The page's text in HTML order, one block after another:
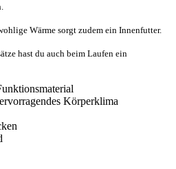
Wärme sorgt zudem ein Innenfutter.
hast du auch beim Laufen ein
Körperklima